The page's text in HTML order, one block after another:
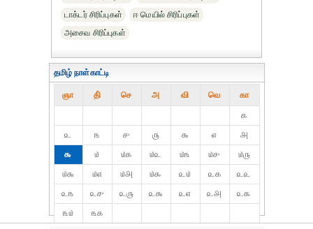
டாக்டர் சிரிப்புகள்
ஈ மெயில் சிரிப்புகள்
அசைவ சிரிப்புகள்
தமிழ் நாள்காட்டி
ஞா தி் செ அ வி வெ கா
௧
௨
௩ ௪ ௫ ௬ ௭
௮
௯
௰ ௰௧ ௰௨ ௰௩ ௰௪
௰௫
௰௬
௰௭ ௰௮ ௰௯ ௨௰ ௨௧
௨௨
௨௩
௨௪ ௨௫ ௨௬ ௨௭ ௨௮
௨௯
௩௰
௩௧